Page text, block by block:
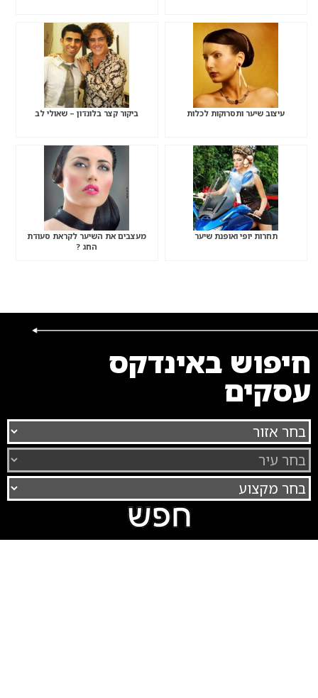
עיצוב שיער ותסרוקות לכלות ביקור קצר בלונדון – שאולי לב
תחרות יופי ואופנת שיער
מעצבים את השיער לקראת סעודת
החג ?
חיפוש באינדקס
עסקים